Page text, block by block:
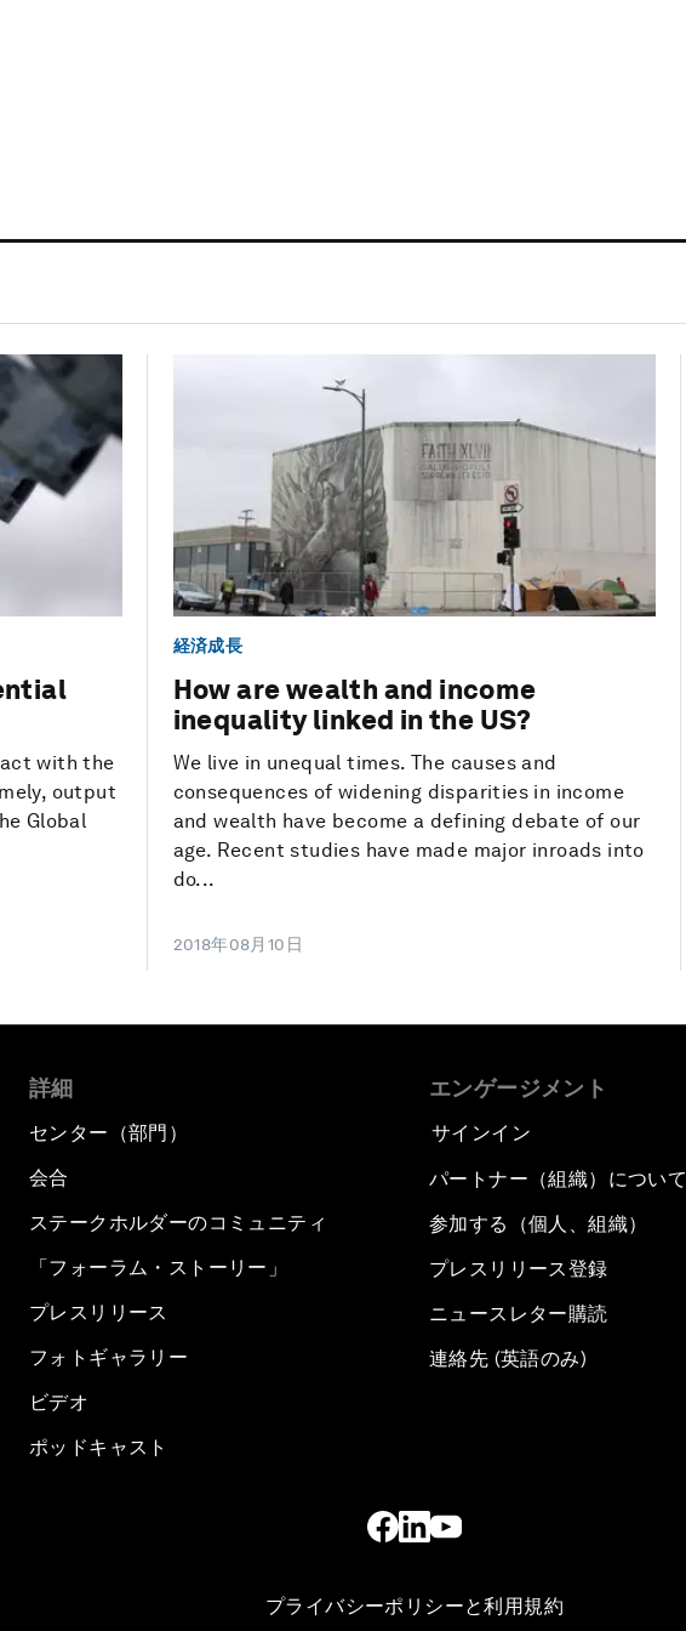
with the
output
Global
経済成長
How are wealth and income
inequality linked in the US?
We live in unequal times. The causes and
consequences of widening disparities in income
and wealth have become a defining debate of our
age. Recent studies have made major inroads into
do...
2018年08月10日
詳細
センター（部門）
会合
ステークホルダーのコミュニティ
「フォーラム・ストーリー」
プレスリリース
フォトギャラリー
ビデオ
ポッドキャスト
エンゲージメント
サインイン
パートナー（組織）について
参加する（個人、組織）
プレスリリース登録
ニュースレター購読
連絡先 (英語のみ)
プライバシーポリシーと利用規約